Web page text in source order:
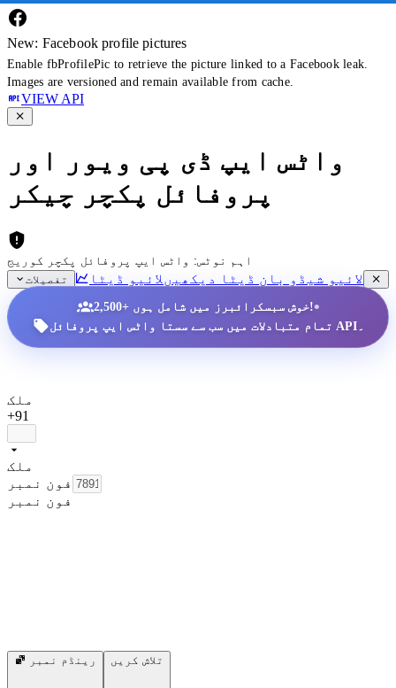
New: Facebook profile pictures
Enable fbProfilePic to retrieve the picture linked to a Facebook leak.
Images are versioned and remain available from cache.
VIEW API
واٹس ایپ ڈی پی ویور اور
پروفائل پکچر چیکر
اہم نوٹس: واٹس ایپ پروفائل پکچر کوریج
تفصیلات
لائیو شیڈو بان ڈیٹا دیکھیں لائیو ڈیٹا
2,500+ خوش سبسکرائبرز میں شامل ہوں!•
تمام متبادلات میں سب سے سستا واٹس ایپ پروفائل API۔
ملک
+91
ملک
فون نمبر
فون نمبر
رینڈم نمبر تلاش کریں